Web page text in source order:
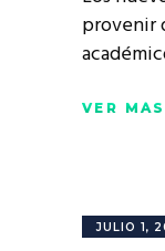
provenir
VER MÁS
JULIO 1,